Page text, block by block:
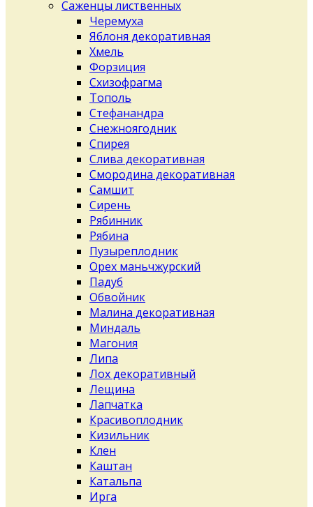
Саженцы лиственных
Черемуха
Яблоня декоративная
Хмель
Форзиция
Схизофрагма
Тополь
Стефанандра
Снежноягодник
Спирея
Слива декоративная
Смородина декоративная
Самшит
Сирень
Рябинник
Рябина
Пузыреплодник
Орех маньчжурский
Падуб
Обвойник
Малина декоративная
Миндаль
Магония
Липа
Лох декоративный
Лещина
Лапчатка
Красивоплодник
Кизильник
Клен
Каштан
Катальпа
Ирга